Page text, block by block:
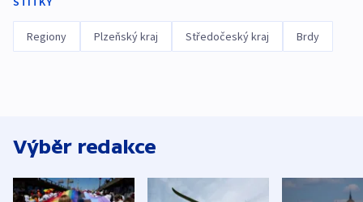
Regiony Plzeňský kraj Středočeský kraj Brdy
Výběr redakce